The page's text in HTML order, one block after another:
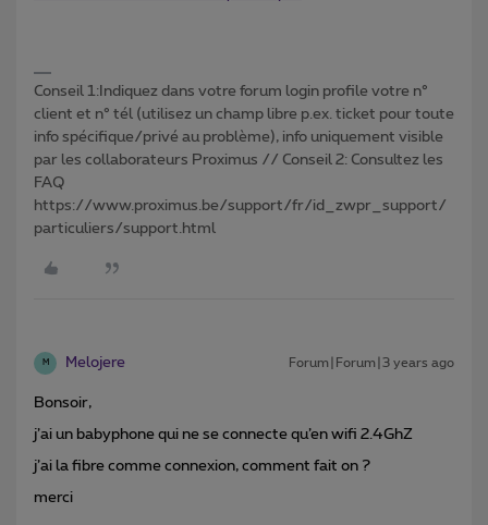
Conseil 1:Indiquez dans votre forum login profile votre n°
client et n° tél (utilisez un champ libre p.ex. ticket pour toute
info spécifique/privé au problème), info uniquement visible
par les collaborateurs Proximus // Conseil 2: Consultez les
FAQ
https://www.proximus.be/support/fr/id_zwpr_support/
particuliers/support.html
M Melojere Forum|Forum|3 years ago
Bonsoir,
j’ai un babyphone qui ne se connecte qu’en wifi 2.4GhZ
j’ai la fibre comme connexion, comment fait on ?
merci